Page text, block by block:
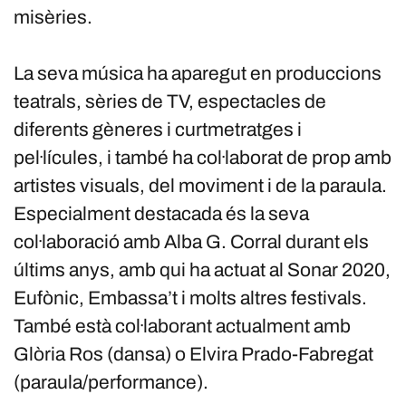
misèries.
La seva música ha aparegut en produccions
teatrals, sèries de TV, espectacles de
diferents gèneres i curtmetratges i
pel·lícules, i també ha col·laborat de prop amb
artistes visuals, del moviment i de la paraula.
Especialment destacada és la seva
col·laboració amb Alba G. Corral durant els
últims anys, amb qui ha actuat al Sonar 2020,
Eufònic, Embassa’t i molts altres festivals.
També està col·laborant actualment amb
Glòria Ros (dansa) o Elvira Prado-Fabregat
(paraula/performance).